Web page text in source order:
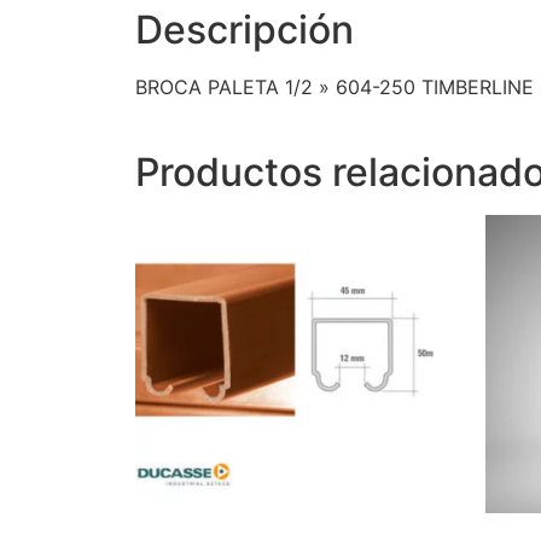
Descripción
BROCA PALETA 1/2 » 604-250 TIMBERLINE
Productos